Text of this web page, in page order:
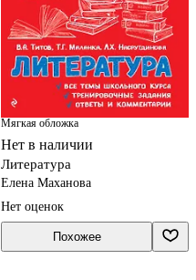
Мягкая обложка
Нет в наличии
Литература
Елена Маханова
Нет оценок
Похожее